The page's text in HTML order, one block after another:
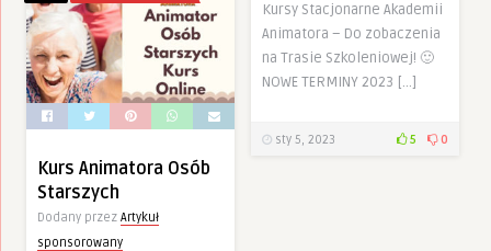
Kursy Stacjonarne Akademii
Animatora – Do zobaczenia
na Trasie Szkoleniowej! 🙂
NOWE TERMINY 2023 […]
sty 5, 2023 5 0
Kurs Animatora Osób
Starszych
Dodany przez Artykuł
sponsorowany